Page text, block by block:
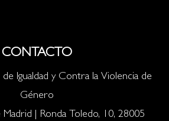
CONTACTO
Igualdad y Contra la Violencia de
Género
| Ronda Toledo, 10, 28005